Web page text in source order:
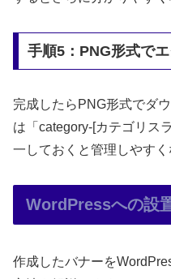
手順5：PNG形式で
完成したらPNG形式でダ
は「category-[カテゴリス
一しておくと管理しやすく
WordPressへの設
作成したバナーを